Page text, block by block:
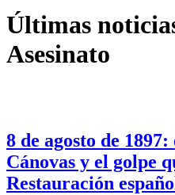
Últimas
Asesinato
8 de agosto de 1897:
Cánovas y el golpe
Restauración